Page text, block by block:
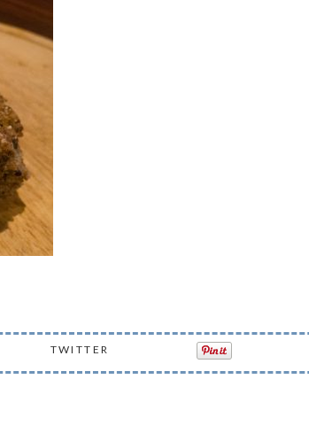
TWITTER